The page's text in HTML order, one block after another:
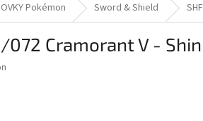
Pokémon Sword & Shield
072 Cramorant V -